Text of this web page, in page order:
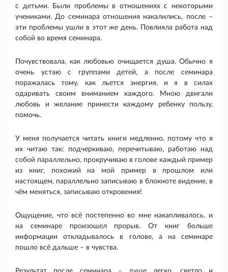
с детьми. Были проблемы в отношениях с некоторыми
учениками. До семинара отношения накалились, после –
эти проблемы ушли в этот же день. Повлияла работа над
собой во время семинара.
Почувствовала, как любовью очищается душа. Обычно я
очень устаю с группами детей, а после семинара
поражалась тому, как льется энергия, и я в силах
одаривать своим вниманием каждого. Мною двигали
любовь и желание принести каждому ребенку пользу,
помочь.
У меня получается читать книги медленно, потому что я
их читаю так: подчеркиваю, перечитываю, работаю над
собой параллельно, прокручиваю в голове каждый пример
из книг, похожий на мой пример в прошлом или
настоящем, параллельно записываю в блокноте видение, в
чём меняться, записываю откровения!
Ощущение, что всё постепенно во мне накапливалось, и
на семинаре произошел прорыв. От книг больше
информации откладывалось в голове, а на семинаре
пошло всё дальше – в чувства.